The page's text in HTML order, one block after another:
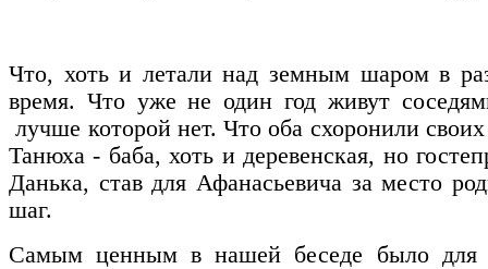
Что, хоть и летали над земным шаром в
время. Что уже не один год живут
лучше которой нет. Что оба схоронили
Танюха - баба, хоть и деревенская, но
Данька, став для Афанасьевича за место
шаг.
Самым ценным в нашей беседе было для